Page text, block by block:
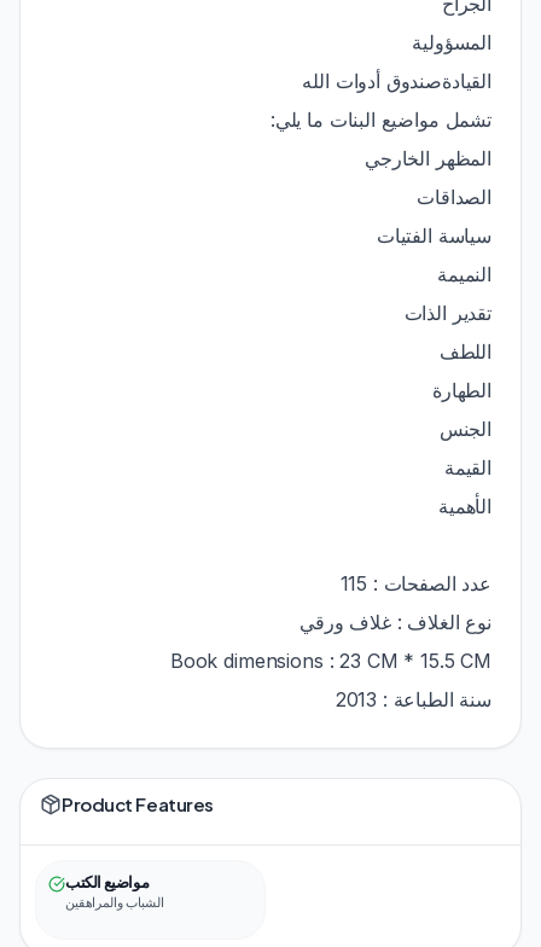
المسؤولية
القيادةصندوق أدوات الله
تشمل مواضيع البنات ما يلي:
المظهر الخارجي
الصداقات
سياسة الفتيات
النميمة
تقدير الذات
اللطف
الطهارة
الجنس
القيمة
الأهمية
عدد الصفحات : 115
نوع الغلاف : غلاف ورقي
Book dimensions : 23 CM * 15.5 CM
سنة الطباعة : 2013
Product Features
مواضيع الكتب
الشباب والمراهقين